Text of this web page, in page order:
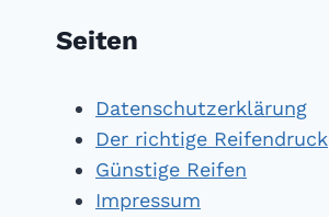
Seiten
Datenschutzerklärung
Der richtige Reifendruck
Günstige Reifen
Impressum